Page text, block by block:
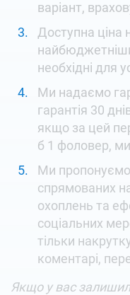
варіант,
Доступна ціна
необхідні для
Ми надаємо
гарантія 30
якщо за цей
б 1 фоловер,
Ми
спрямованих
охоплень та
соціальних
тільки
коментарі,
Якщо у вас